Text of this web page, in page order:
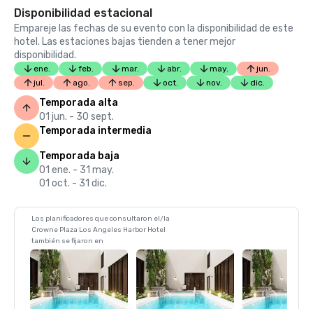
Disponibilidad estacional
Empareje las fechas de su evento con la disponibilidad de este
hotel. Las estaciones bajas tienden a tener mejor
disponibilidad.
ene. feb. mar. abr. may.
jun.
jul.
ago. sep. oct. nov. dic.
Temporada alta
01 jun. - 30 sept.
Temporada intermedia
Temporada baja
01 ene. - 31 may.
01 oct. - 31 dic.
Los planificadores que consultaron el/la
Crowne Plaza Los Angeles Harbor Hotel
también se fijaron en